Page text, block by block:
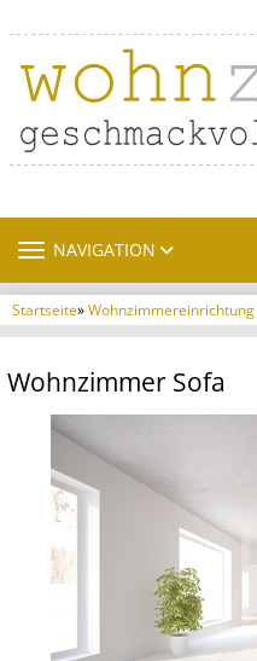
TOGGLE NAVIGATION
NAVIGATION
Startseite»Wohnzimmereinrichtung
Wohnzimmer Sofa